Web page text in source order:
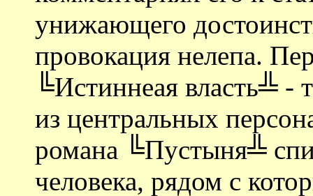
унижающего
провокация нелепа.
╚Истиннеая власть╩ -
из центральных
романа ╚Пустыня╩
человека, рядом с